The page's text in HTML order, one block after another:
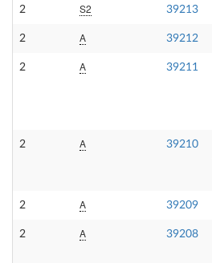
2 S2 39213
2 A 39212
2 A 39211
2 A 39210
2 A 39209
2 A 39208